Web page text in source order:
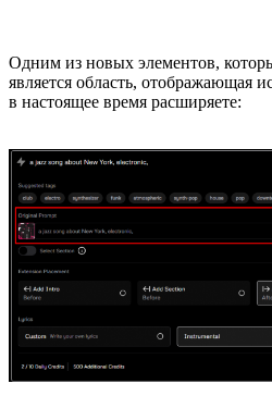
Одним из новых элементов,
является область, отображающая
в настоящее время расширяете: